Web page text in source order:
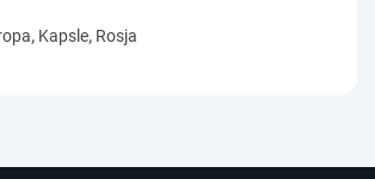
, Kapsle, Rosja